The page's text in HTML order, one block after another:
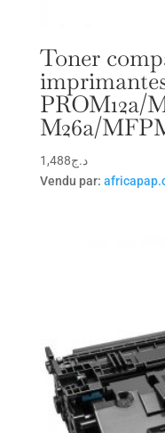
Toner
PROM12a/
M26a/
د.ج1,488
Vendu par: